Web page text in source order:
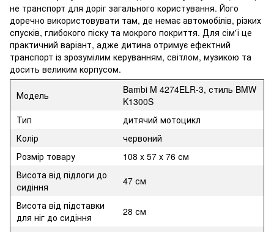
не транспорт для доріг загального користування. Його
доречно використовувати там, де немає автомобілів, різких
спусків, глибокого піску та мокрого покриття. Для сім'ї це
практичний варіант, адже дитина отримує ефектний
транспорт із зрозумілим керуванням, світлом, музикою та
досить великим корпусом.
Модель
Bambi M 4274ELR-3, стиль BMW
K1300S
Тип
дитячий мотоцикл
Колір
червоний
Розмір товару
108 x 57 x 76 см
Висота від підлоги до
сидіння
47 см
Висота від підставки
для ніг до сидіння
28 см